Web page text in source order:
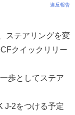
違反報告
ステアリングを変
クイックリリー
歩としてステア
J-2をつける予定